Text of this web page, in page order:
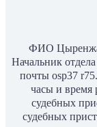
ФИО
Начальник
почты osp37
часы и время
судебных
судебных